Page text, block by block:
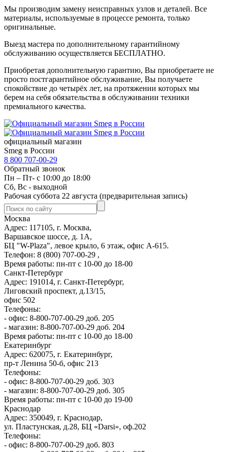
Мы производим замену неисправных узлов и деталей. Все
материалы, используемые в процессе ремонта, только
оригинальные.
Выезд мастера по дополнительному гарантийному
обслуживанию осуществляется БЕСПЛАТНО.
Приобретая дополнительную гарантию, Вы приобретаете не
просто постгарантийное обслуживание, Вы получаете
спокойствие до четырёх лет, на протяжении которых мы
берем на себя обязательства в обслуживании техники
премиального качества.
официальный магазин
Smeg в России
8 800 707-00-29
Обратный звонок
Пн – Пт- с 10:00 до 18:00
Сб, Вс - выходной
Рабочая суббота 22 августа (предварительная запись)
Москва
Адрес: 117105, г. Москва,
Варшавское шоссе, д. 1А,
БЦ "W-Plaza", левое крыло, 6 этаж, офис А-615.
Телефон: 8 (800) 707-00-29 ,
Время работы: пн-пт с 10-00 до 18-00
Санкт-Петербург
Адрес: 191014, г. Санкт-Петербург,
Лиговский проспект, д.13/15,
офис 502
Телефоны:
- офис: 8-800-707-00-29 доб. 205
- магазин: 8-800-707-00-29 доб. 204
Время работы: пн-пт с 10-00 до 18-00
Екатеринбург
Адрес: 620075, г. Екатеринбург,
пр-т Ленина 50-б, офис 213
Телефоны:
- офис: 8-800-707-00-29 доб. 303
- магазин: 8-800-707-00-29 доб. 305
Время работы: пн-пт с 10-00 до 19-00
Краснодар
Адрес: 350049, г. Краснодар,
ул. Пластунская, д.28, БЦ «Darsi», оф.202
Телефоны:
- офис: 8-800-707-00-29 доб. 803